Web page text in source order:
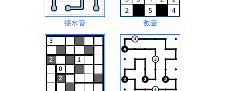
接水管 數壹